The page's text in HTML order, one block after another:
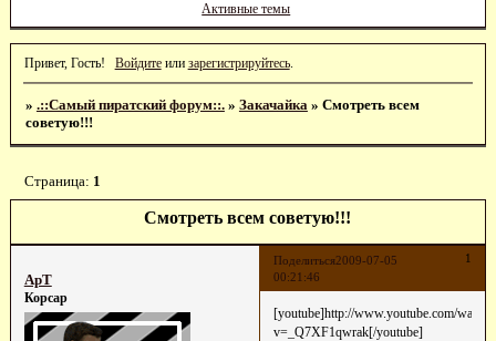
Активные темы
Привет, Гость! Войдитеили зарегистрируйтесь.
» .::Самый пиратский форум::. » Закачайка » Смотреть всем
советую!!!
Смотреть всем советую!!!
Страница: 1
Поделиться 1
2009-07-05
00:21:46
ApT
Корсар
[youtube]http://www.youtube.com/watch?
v=_Q7XF1qwrak[/youtube]